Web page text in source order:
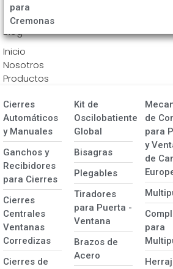
para
Cremonas
Blog
Inicio
Nosotros
Productos
Cierres
Automáticos
y Manuales
Ganchos y
Recibidores
para Cierres
Cierres
Centrales
Ventanas
Corredizas
Cierres de
Kit de
Oscilobatiente
Global
Bisagras
Plegables
Tiradores
para Puerta -
Ventana
Brazos de
Acero
de
para
y
de
para